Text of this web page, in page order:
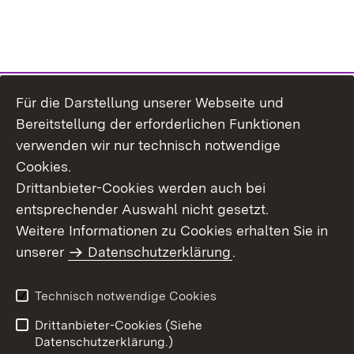
Benutzungshinweise
Erklärung zur
Für die Darstellung unserer Webseite und
Bereitstellung der erforderlichen Funktionen
verwenden wir nur technisch notwendige
Cookies.
Drittanbieter-Cookies werden auch bei
entsprechender Auswahl nicht gesetzt.
Weitere Informationen zu Cookies erhalten Sie in
unserer
Datenschutzerklärung.
Technisch notwendige Cookies
Drittanbieter-Cookies (Siehe
Datenschutzerklärung.)